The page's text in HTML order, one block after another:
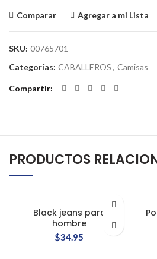
Comparar Agregar a mi Lista
SKU: 00765701
Categorías: CABALLEROS, Camisas
Compartir
PRODUCTOS
Black jeans para
hombre
$34.95